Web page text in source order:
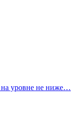
на уровне не ниже…